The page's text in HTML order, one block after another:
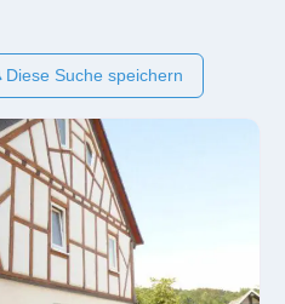
Diese Suche speichern